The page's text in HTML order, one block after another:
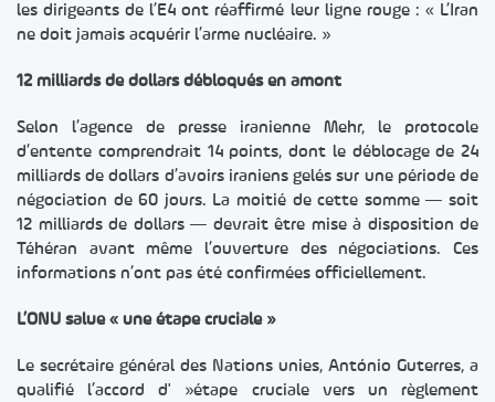
les dirigeants de l’E4 ont réaffirmé leur ligne rouge : « L’Iran
ne doit jamais acquérir l’arme nucléaire. »
12 milliards de dollars débloqués en amont
Selon l’agence de presse iranienne Mehr, le protocole
d’entente comprendrait 14 points, dont le déblocage de 24
milliards de dollars d’avoirs iraniens gelés sur une période de
négociation de 60 jours. La moitié de cette somme — soit
12 milliards de dollars — devrait être mise à disposition de
Téhéran avant même l’ouverture des négociations. Ces
informations n’ont pas été confirmées officiellement.
L’ONU salue « une étape cruciale »
Le secrétaire général des Nations unies, António Guterres, a
qualifié l’accord d' »étape cruciale vers un règlement